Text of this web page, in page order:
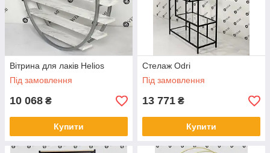
Вітрина для лаків Helios
Під замовлення
10 068 ₴
Купити
Стелаж Odri
Під замовлення
13 771 ₴
Купити